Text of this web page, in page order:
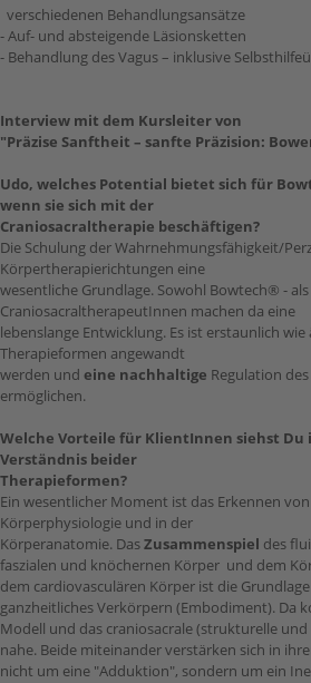
verschiedenen Behandlungsansätze
- Auf- und absteigende Läsionsketten
- Behandlung des Vagus – inklusive
Interview mit dem Kursleiter von
"Präzise Sanftheit – sanfte Präzision:
Udo, welches Potential bietet sich für
wenn sie sich mit der
Craniosacraltherapie beschäftigen?
Die Schulung der Wahrnehmungsfähigkeit/
Körpertherapierichtungen eine
wesentliche Grundlage. Sowohl Bowtech® -
CraniosacraltherapeutInnen machen da eine
lebenslange Entwicklung. Es ist erstaunlich
Therapieformen angewandt
werden und eine nachhaltige Regulation
ermöglichen.
Welche Vorteile für KlientInnen siehst Du
Verständnis beider
Therapieformen?
Ein wesentlicher Moment ist das Erkennen
Körperphysiologie und in der
Körperanatomie. DasZusammenspiel des
faszialen und knöchernen Körper und dem
dem cardiovasculären Körper ist die
ganzheitliches Verkörpern (Embodiment). Da
Modell und das craniosacrale (strukturelle
nahe. Beide miteinander verstärken sich in
nicht um eine "Adduktion", sondern um ein